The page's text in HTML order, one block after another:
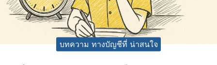
บทความ ทางบัญชีที่ น่าสนใจ